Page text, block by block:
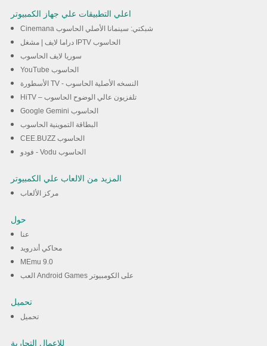
اعلي التطبيقات علي جهاز الكمبيوتر
Cinemana شبكتي: سينمانا الأصلي الحاسوب
دراما لايف | مشغل IPTV الحاسوب
سوريا لايف الحاسوب
YouTube الحاسوب
الأسطورة TV - النسخه الأصلية الحاسوب
HiTV – تلفزيون عالي الوضوح الحاسوب
Google Gemini الحاسوب
البطاقة التموينية الحاسوب
CEE.BUZZ الحاسوب
فودو - Vodu الحاسوب
المزيد من الالعاب علي الكمبيوتر
مركز الألعاب
حول
عنا
محاكي أندرويد
MEmu 9.0
العب Android Games على الكومبيوتر
تحميل
تحميل
للاعمال التجارية